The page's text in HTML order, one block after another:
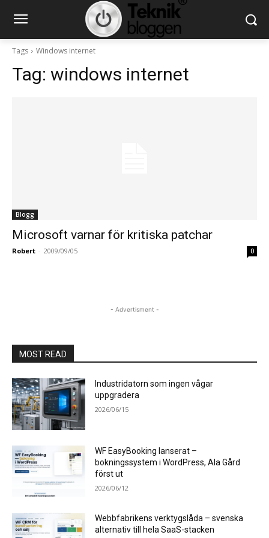
Tags Windows internet
Tag: windows internet
Blogg
Microsoft varnar för kritiska patchar
Robert - 2009/09/05 0
- Advertisment -
MOST READ
Industridatorn som ingen vågar
uppgradera
2026/06/15
WF EasyBooking lanserat –
bokningssystem i WordPress, Ala Gård
först ut
2026/06/12
Webbfabrikens verktygslåda – svenska
alternativ till hela SaaS-stacken